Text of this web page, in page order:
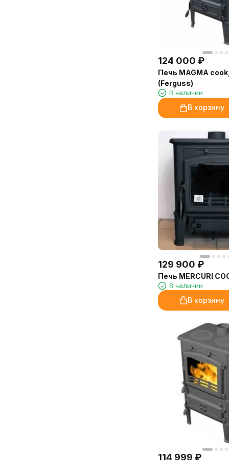
124 000 ₽
Печь MAGMA
(Ferguss)
В наличии
В корзину
129 900 ₽
Печь MERCURI
В наличии
В корзину
114 999 ₽